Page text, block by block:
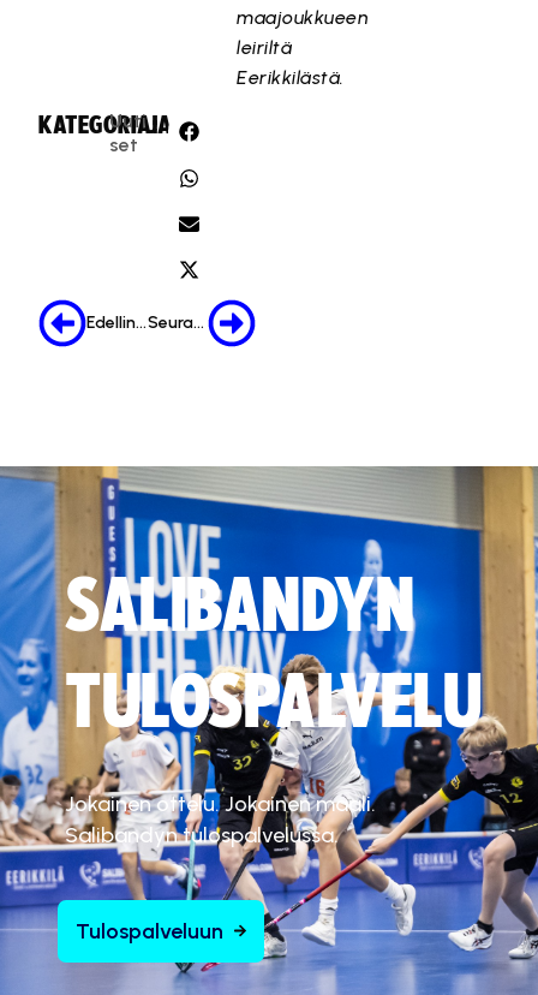
maajoukkueen
leiriltä
Eerikkilästä.
KATEGORIA:
Uuti
set
JAA:
Edellinen Seuraava
SALIBANDYN
TULOSPALVELU
Jokainen ottelu. Jokainen maali.
Salibandyn tulospalvelussa.
Tulospalveluun